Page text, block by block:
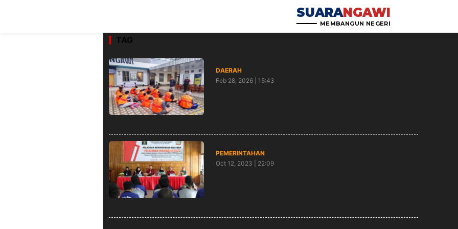
SUARANGAWI
MEMBANGUN NEGERI
TAG
DAERAH
Feb 28, 2026 | 15:43
PEMERINTAHAN
Oct 12, 2023 | 22:09